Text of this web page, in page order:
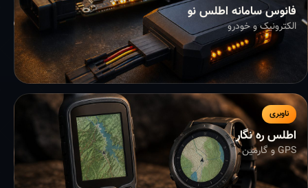
فانوس سامانه اطلس نو
الکترونیک و خودرو
ناوبری
اطلس ره نگار
GPS و گارمین